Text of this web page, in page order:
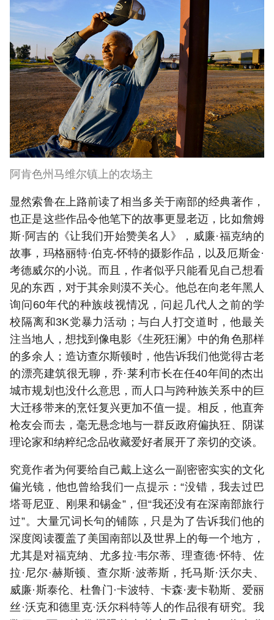
阿肯色州马维尔镇上的农场主
显然索鲁在上路前读了相当多关于南部的经典著作，
也正是这些作品令他笔下的故事更显老迈，比如詹姆
斯·阿吉的《让我们开始赞美名人》，威廉·福克纳的
故事，玛格丽特·伯克-怀特的摄影作品，以及厄斯金·
考德威尔的小说。而且，作者似乎只能看见自己想看
见的东西，对于其余则漠不关心。他总在向老年黑人
询问60年代的种族歧视情况，问起几代人之前的学
校隔离和3K党暴力活动；与白人打交道时，他最关
注当地人，想找到像电影《生死狂澜》中的角色那样
的多余人；造访查尔斯顿时，他告诉我们他觉得古老
的漂亮建筑很无聊，乔·莱利市长在任40年间的杰出
城市规划也没什么意思，而人口与跨种族关系中的巨
大迁移带来的烹饪复兴更加不值一提。相反，他直奔
枪友会而去，毫无悬念地与一群反政府偏执狂、阴谋
理论家和纳粹纪念品收藏爱好者展开了亲切的交谈。
究竟作者为何要给自己戴上这么一副密密实实的文化
偏光镜，他也曾给我们一点提示：“没错，我去过巴
塔哥尼亚、刚果和锡金”，但“我还没有在深南部旅行
过”。大量冗词长句的铺陈，只是为了告诉我们他的
深度阅读覆盖了美国南部以及世界上的每一个地方，
尤其是对福克纳、尤多拉·韦尔蒂、理查德·怀特、佐
拉·尼尔·赫斯顿、查尔斯·波蒂斯，托马斯·沃尔夫、
威廉·斯泰伦、杜鲁门·卡波特、卡森·麦卡勒斯、爱丽
丝·沃克和德里克·沃尔科特等人的作品很有研究。我